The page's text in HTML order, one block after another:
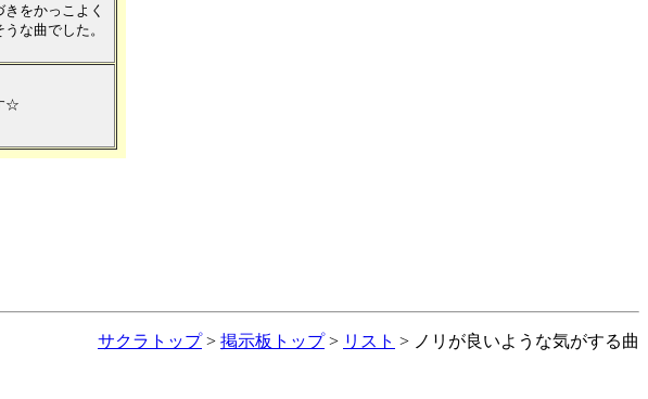
をかっこよく
な曲でした。
☆
サクラトップ> 掲示板トップ> リスト > ノリが良いような気がする曲